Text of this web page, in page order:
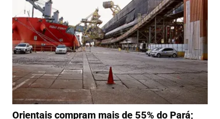
Orientais compram mais de 55% do Pará;